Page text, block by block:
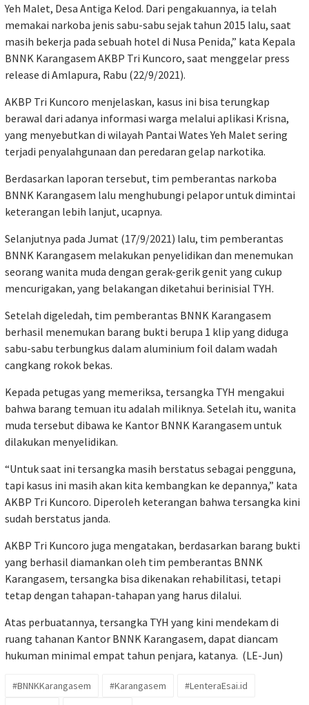
Yeh Malet, Desa Antiga Kelod. Dari pengakuannya, ia telah
memakai narkoba jenis sabu-sabu sejak tahun 2015 lalu, saat
masih bekerja pada sebuah hotel di Nusa Penida,” kata Kepala
BNNK Karangasem AKBP Tri Kuncoro, saat menggelar press
release di Amlapura, Rabu (22/9/2021).
AKBP Tri Kuncoro menjelaskan, kasus ini bisa terungkap
berawal dari adanya informasi warga melalui aplikasi Krisna,
yang menyebutkan di wilayah Pantai Wates Yeh Malet sering
terjadi penyalahgunaan dan peredaran gelap narkotika.
Berdasarkan laporan tersebut, tim pemberantas narkoba
BNNK Karangasem lalu menghubungi pelapor untuk dimintai
keterangan lebih lanjut, ucapnya.
Selanjutnya pada Jumat (17/9/2021) lalu, tim pemberantas
BNNK Karangasem melakukan penyelidikan dan menemukan
seorang wanita muda dengan gerak-gerik genit yang cukup
mencurigakan, yang belakangan diketahui berinisial TYH.
Setelah digeledah, tim pemberantas BNNK Karangasem
berhasil menemukan barang bukti berupa 1 klip yang diduga
sabu-sabu terbungkus dalam aluminium foil dalam wadah
cangkang rokok bekas.
Kepada petugas yang memeriksa, tersangka TYH mengakui
bahwa barang temuan itu adalah miliknya. Setelah itu, wanita
muda tersebut dibawa ke Kantor BNNK Karangasem untuk
dilakukan menyelidikan.
“Untuk saat ini tersangka masih berstatus sebagai pengguna,
tapi kasus ini masih akan kita kembangkan ke depannya,” kata
AKBP Tri Kuncoro. Diperoleh keterangan bahwa tersangka kini
sudah berstatus janda.
AKBP Tri Kuncoro juga mengatakan, berdasarkan barang bukti
yang berhasil diamankan oleh tim pemberantas BNNK
Karangasem, tersangka bisa dikenakan rehabilitasi, tetapi
tetap dengan tahapan-tahapan yang harus dilalui.
Atas perbuatannya, tersangka TYH yang kini mendekam di
ruang tahanan Kantor BNNK Karangasem, dapat diancam
hukuman minimal empat tahun penjara, katanya. (LE-Jun)
#BNNKKarangasem #Karangasem
#LenteraEsai.id